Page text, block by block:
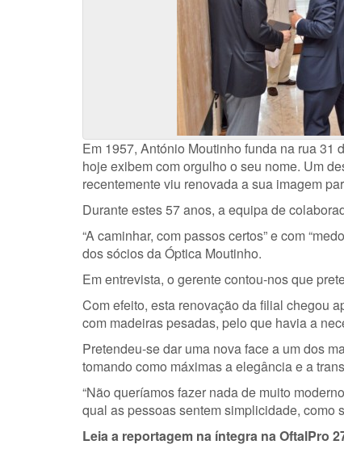
Em 1957, António Moutinho funda na rua
hoje exibem com orgulho o seu nome. Um
recentemente viu renovada a sua imagem
Durante estes 57 anos, a equipa de
“A caminhar, com passos certos” e com
dos sócios da Óptica Moutinho.
Em entrevista, o gerente contou-nos que
Com efeito, esta renovação da filial chegou
com madeiras pesadas, pelo que havia a
Pretendeu-se dar uma nova face a um dos
tomando como máximas a elegância e a
“Não queríamos fazer nada de muito
qual as pessoas sentem simplicidade, como
Leia a reportagem na íntegra na OftalPro